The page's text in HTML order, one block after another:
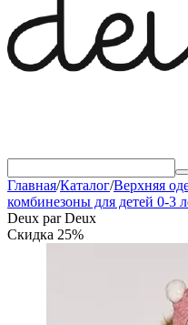
Главная/Каталог/Верхняя
комбинезоны для детей 0-3
Deux par Deux
Скидка 25%